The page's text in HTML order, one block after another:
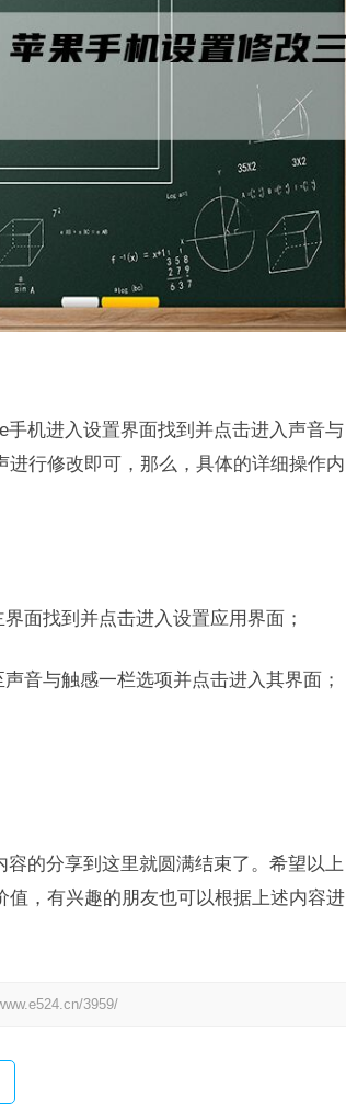
机进入设置界面找到并点击进入声音与
行修改即可，那么，具体的详细操作内
面找到并点击进入设置应用界面；
音与触感一栏选项并点击进入其界面；
的分享到这里就圆满结束了。希望以上
，有兴趣的朋友也可以根据上述内容进
3959/